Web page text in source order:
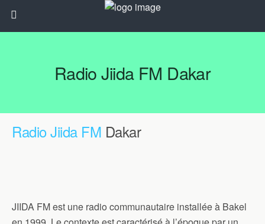
Radio Jiida FM Dakar
Radio Jiida FM Dakar
JIIDA FM est une radio communautaire installée à Bakel